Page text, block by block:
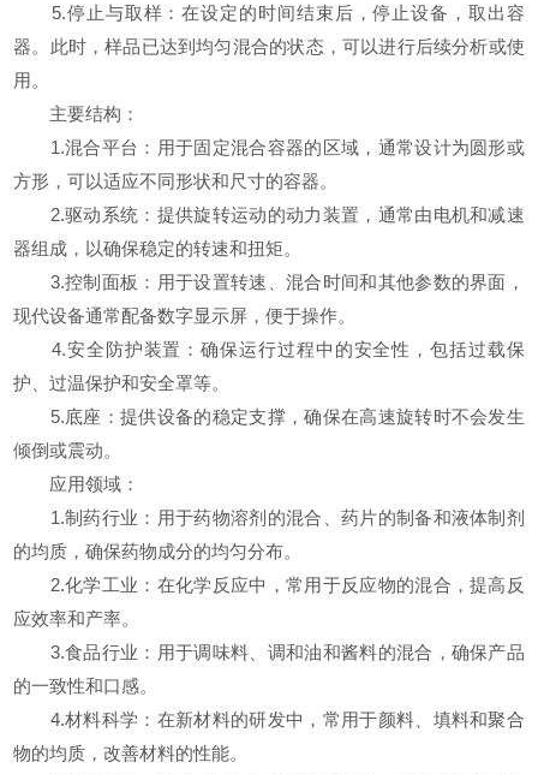
5.停止与取样：在设定的时间结束后，停止设备，取出容
器。此时，样品已达到均匀混合的状态，可以进行后续分析或使
用。
主要结构：
1.混合平台：用于固定混合容器的区域，通常设计为圆形或
方形，可以适应不同形状和尺寸的容器。
2.驱动系统：提供旋转运动的动力装置，通常由电机和减速
器组成，以确保稳定的转速和扭矩。
3.控制面板：用于设置转速、混合时间和其他参数的界面，
现代设备通常配备数字显示屏，便于操作。
4.安全防护装置：确保运行过程中的安全性，包括过载保
护、过温保护和安全罩等。
5.底座：提供设备的稳定支撑，确保在高速旋转时不会发生
倾倒或震动。
应用领域：
1.制药行业：用于药物溶剂的混合、药片的制备和液体制剂
的均质，确保药物成分的均匀分布。
2.化学工业：在化学反应中，常用于反应物的混合，提高反
应效率和产率。
3.食品行业：用于调味料、调和油和酱料的混合，确保产品
的一致性和口感。
4.材料科学：在新材料的研发中，常用于颜料、填料和聚合
物的均质，改善材料的性能。